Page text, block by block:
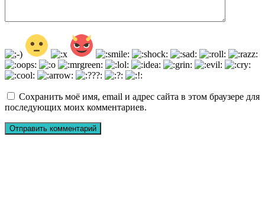
Сохранить моё имя, email и адрес сайта в этом браузере для
последующих моих комментариев.